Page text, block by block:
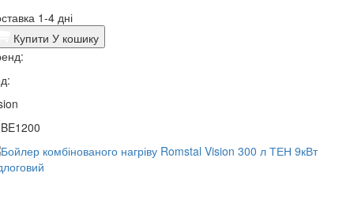
1-4 дні
Купити У кошику